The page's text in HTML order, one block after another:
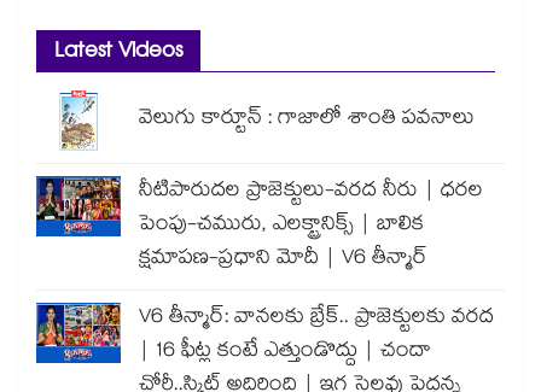
Latest Videos
వెలుగు కార్టూన్ : గాజాలో శాంతి పవనాలు
నీటిపారుదల ప్రాజెక్టులు-వరద నీరు | ధరల
పెంపు-చమురు, ఎలక్ట్రానిక్స్ | బాలిక
క్షమాపణ-ప్రధాని మోదీ | V6 తీన్మార్
V6 తీన్మార్: వానలకు బ్రేక్.. ప్రాజెక్టులకు వరద
| 16 ఫీట్ల కంటే ఎత్తుండొద్దు | చందా